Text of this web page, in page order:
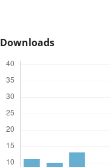
Downloads